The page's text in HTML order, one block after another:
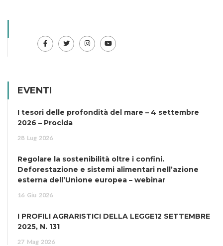
EVENTI
I tesori delle profondità del mare – 4 settembre
2026 – Procida
28 Lug 2026
Regolare la sostenibilità oltre i confini.
Deforestazione e sistemi alimentari nell’azione
esterna dell’Unione europea – webinar
16 Giu 2026
I PROFILI AGRARISTICI DELLA LEGGE12 SETTEMBRE
2025, N. 131
27 Mag 2026